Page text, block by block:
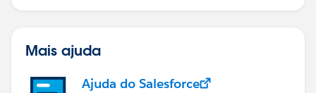
Mais ajuda
Ajuda do Salesforce